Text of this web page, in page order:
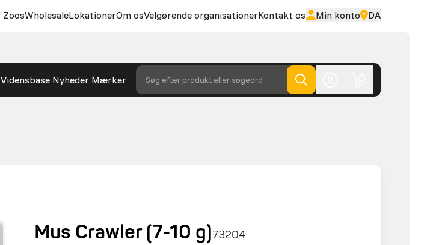
ZoosWholesaleLokationerOm osVelgørende organisationerKontakt os Min konto DA
Vidensbase Nyheder Mærker Søg efter produkt eller søgeord
Mus Crawler (7-10 g)73204